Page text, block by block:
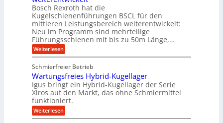
u
e
U
m
g
e
b
u
n
g
e
n
n
g
e
n
ä
z
i
s
e
H
u
b
e
w
e
g
u
n
g
e
t
o
m
o
t
i
v
e
n
d
M
a
s
c
h
i
a
l
e
r
W
e
r
k
z
e
u
g
k
r
e
i
s
Bosch Rexroth hat die
Kugelschienenführungen BSCL für den
mittleren Leistungsbereich weiterentwickelt:
Neu im Programm sind mehrteilige
Führungsschienen mit bis zu 50m Länge,…
Weiterlesen:
K
g
e
l
s
c
h
i
e
Schmierfreier Betrieb
Wartungsfreies Hybrid-Kugellager
Igus bringt ein Hybrid-Kugellager der Serie
Xiros auf den Markt, das ohne Schmiermittel
funktioniert.
Weiterlesen:
W